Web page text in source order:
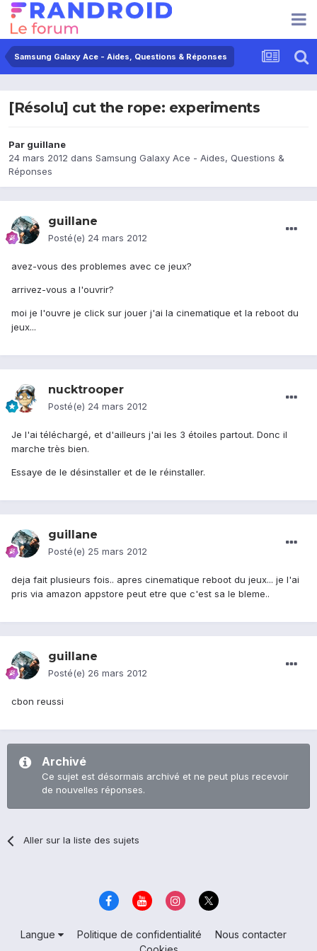
Samsung Galaxy Ace - Aides, Questions & Réponses
[Résolu] cut the rope: experiments
Par guillane
24 mars 2012 dans Samsung Galaxy Ace - Aides, Questions &
Réponses
guillane
Posté(e) 24 mars 2012
avez-vous des problemes avec ce jeux?
arrivez-vous a l'ouvrir?
moi je l'ouvre je click sur jouer j'ai la cinematique et la reboot du
jeux...
nucktrooper
Posté(e) 24 mars 2012
Je l'ai téléchargé, et d'ailleurs j'ai les 3 étoiles partout. Donc il
marche très bien.
Essaye de le désinstaller et de le réinstaller.
guillane
Posté(e) 25 mars 2012
deja fait plusieurs fois.. apres cinematique reboot du jeux... je l'ai
pris via amazon appstore peut etre que c'est sa le bleme..
guillane
Posté(e) 26 mars 2012
cbon reussi
Archivé
Ce sujet est désormais archivé et ne peut plus recevoir
de nouvelles réponses.
Aller sur la liste des sujets
Langue Politique de confidentialité
Nous contacter